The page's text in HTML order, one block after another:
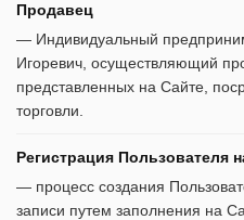
Продавец
— Индивидуальный
Игоревич, осуществляющий
представленных на Сайте,
торговли.
Регистрация Пользователя
— процесс создания
записи путем заполнения на